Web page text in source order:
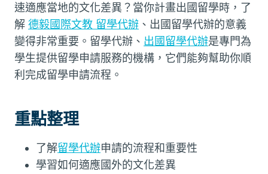
速適應當地的文化差異？當你計畫出國留學時，了
解 德毅國際文教 留學代辦 、出國留學代辦的意義
變得非常重要。留學代辦、 出國留學代辦是專門為
學生提供留學申請服務的機構，它們能夠幫助你順
利完成留學申請流程。
重點整理
了解留學代辦申請的流程和重要性
學習如何適應國外的文化差異